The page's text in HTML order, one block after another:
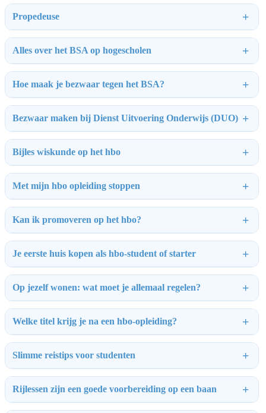
Propedeuse
Alles over het BSA op hogescholen
Hoe maak je bezwaar tegen het BSA?
Bezwaar maken bij Dienst Uitvoering Onderwijs (DUO)
Bijles wiskunde op het hbo
Met mijn hbo opleiding stoppen
Kan ik promoveren op het hbo?
Je eerste huis kopen als hbo-student of starter
Op jezelf wonen: wat moet je allemaal regelen?
Welke titel krijg je na een hbo-opleiding?
Slimme reistips voor studenten
Rijlessen zijn een goede voorbereiding op een baan